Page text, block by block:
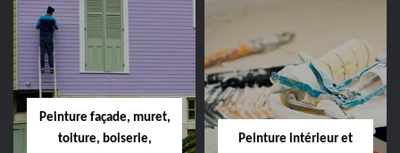
Peinture façade, muret,
toiture, boiserie,
Peinture intérieur et